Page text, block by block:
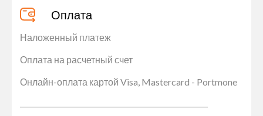
Оплата
Наложенный платеж
Оплата на расчетный счет
Онлайн-оплата картой Visa, Mastercard - Portmone